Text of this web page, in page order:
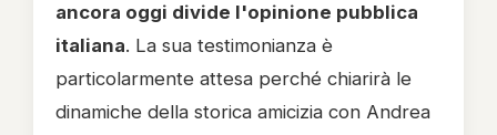
ancora oggi divide l'opinione pubblica
italiana. La sua testimonianza è
particolarmente attesa perché chiarirà le
dinamiche della storica amicizia con Andrea